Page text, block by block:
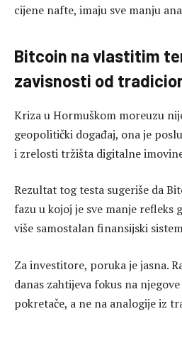
cijene nafte, imaju sve manju
Bitcoin na vlastitim
zavisnosti od
Kriza u Hormuškom moreuzu
geopolitički događaj, ona je
i zrelosti tržišta digitalne
Rezultat tog testa sugeriše da
fazu u kojoj je sve manje refleks
više samostalan finansijski
Za investitore, poruka je jasna.
danas zahtijeva fokus na
pokretače, a ne na analogije iz